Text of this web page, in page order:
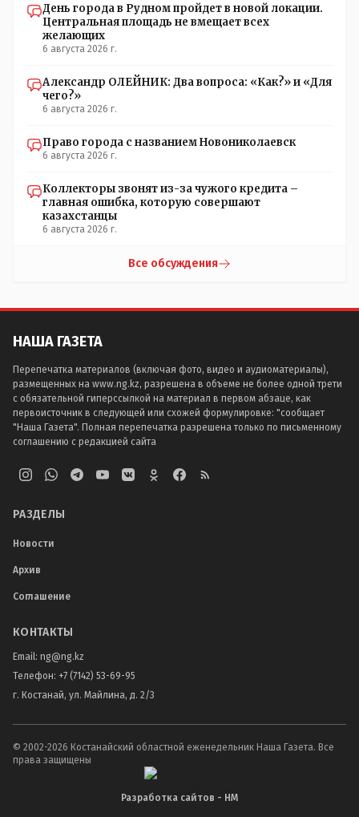
День города в Рудном пройдет в новой локации.
Центральная площадь не вмещает всех
желающих
6 августа 2026 г.
Александр ОЛЕЙНИК: Два вопроса: «Как?» и «Для
чего?»
6 августа 2026 г.
Право города с названием Новониколаевск
6 августа 2026 г.
Коллекторы звонят из-за чужого кредита –
главная ошибка, которую совершают
казахстанцы
6 августа 2026 г.
Все обсуждения
НАША ГАЗЕТА
Перепечатка материалов (включая фото, видео и аудиоматериалы),
размещенных на www.ng.kz, разрешена в объеме не более одной трети
с обязательной гиперссылкой на материал в первом абзаце, как
первоисточник в следующей или схожей формулировке: "сообщает
"Наша Газета". Полная перепечатка разрешена только по письменному
соглашению с редакцией сайта
РАЗДЕЛЫ
Новости
Архив
Соглашение
КОНТАКТЫ
Email: ng@ng.kz
Телефон: +7 (7142) 53-69-95
г. Костанай, ул. Майлина, д. 2/3
© 2002-2026 Костанайский областной еженедельник Наша Газета. Все
права защищены
Разработка сайтов - НМ